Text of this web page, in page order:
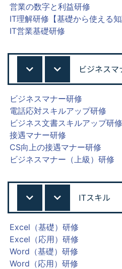
営業の数字と利益研修
IT理解研修【基礎から使える知
IT営業基礎研修
ビジネスマ
ビジネスマナー研修
電話応対スキルアップ研修
ビジネス文書スキルアップ研修
接遇マナー研修
CS向上の接遇マナー研修
ビジネスマナー（上級）研修
ITスキル
Excel（基礎）研修
Excel（応用）研修
Word（基礎）研修
Word（応用）研修